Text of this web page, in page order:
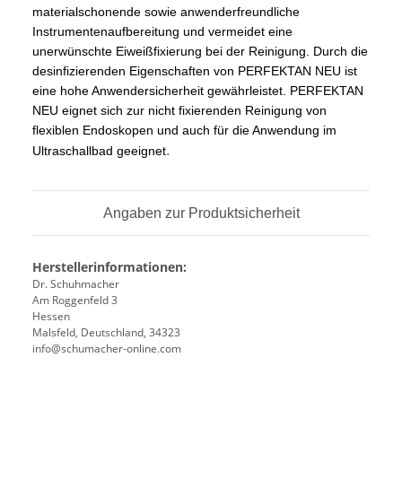
materialschonende sowie anwenderfreundliche
Instrumentenaufbereitung und vermeidet eine
unerwünschte Eiweißfixierung bei der Reinigung. Durch die
desinfizierenden Eigenschaften von PERFEKTAN NEU ist
eine hohe Anwendersicherheit gewährleistet. PERFEKTAN
NEU eignet sich zur nicht fixierenden Reinigung von
flexiblen Endoskopen und auch für die Anwendung im
Ultraschallbad geeignet.
Angaben zur Produktsicherheit
Herstellerinformationen:
Dr. Schuhmacher
Am Roggenfeld 3
Hessen
Malsfeld, Deutschland, 34323
info@schumacher-online.com